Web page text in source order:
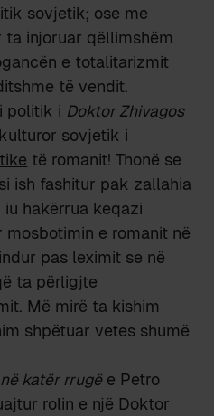
sovjetik; ose me
injoruar qëllimshëm
e totalitarizmit
të vendit.
politik i Doktor Zhivagos
sovjetik i
të romanit! Thonë se
ish fashitur pak zallahia
hakërrua keqazi
e romanit në
pas leximit se në
ta përligjte
Më mirë ta kishim
shpëtuar vetes shumë
katër rrugë e Petro
rolin e një Doktor